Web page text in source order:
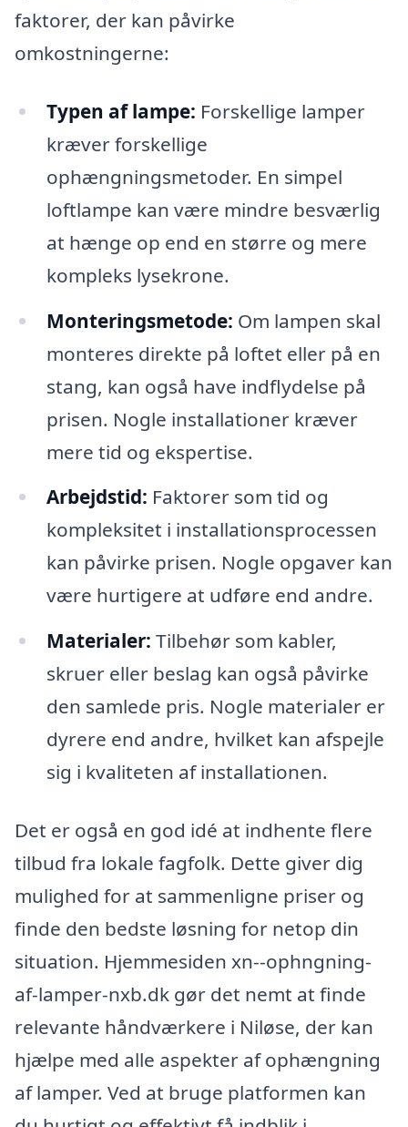
faktorer, der kan påvirke
omkostningerne:
Typen af lampe: Forskellige lamper
kræver forskellige
ophængningsmetoder. En simpel
loftlampe kan være mindre besværlig
at hænge op end en større og mere
kompleks lysekrone.
Monteringsmetode: Om lampen skal
monteres direkte på loftet eller på en
stang, kan også have indflydelse på
prisen. Nogle installationer kræver
mere tid og ekspertise.
Arbejdstid: Faktorer som tid og
kompleksitet i installationsprocessen
kan påvirke prisen. Nogle opgaver kan
være hurtigere at udføre end andre.
Materialer: Tilbehør som kabler,
skruer eller beslag kan også påvirke
den samlede pris. Nogle materialer er
dyrere end andre, hvilket kan afspejle
sig i kvaliteten af installationen.
Det er også en god idé at indhente flere
tilbud fra lokale fagfolk. Dette giver dig
mulighed for at sammenligne priser og
finde den bedste løsning for netop din
situation. Hjemmesiden xn--ophngning-
af-lamper-nxb.dk gør det nemt at finde
relevante håndværkere i Niløse, der kan
hjælpe med alle aspekter af ophængning
af lamper. Ved at bruge platformen kan